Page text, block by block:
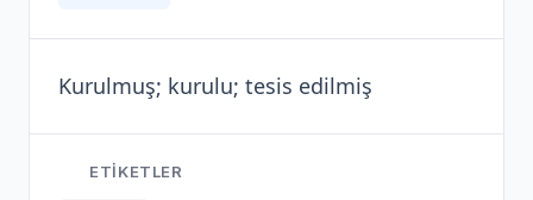
Kurulmuş; kurulu; tesis edilmiş
ETIKETLER